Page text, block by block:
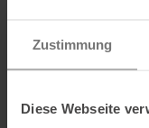
Zustimmung
Diese Webseite
Informationen zu EU
Postanschrift des